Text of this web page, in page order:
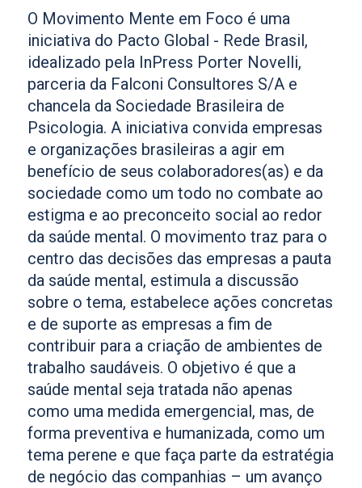
O Movimento Mente em Foco é uma
iniciativa do Pacto Global - Rede Brasil,
idealizado pela InPress Porter Novelli,
parceria da Falconi Consultores S/A e
chancela da Sociedade Brasileira de
Psicologia. A iniciativa convida empresas
e organizações brasileiras a agir em
benefício de seus colaboradores(as) e da
sociedade como um todo no combate ao
estigma e ao preconceito social ao redor
da saúde mental. O movimento traz para o
centro das decisões das empresas a pauta
da saúde mental, estimula a discussão
sobre o tema, estabelece ações concretas
e de suporte as empresas a fim de
contribuir para a criação de ambientes de
trabalho saudáveis. O objetivo é que a
saúde mental seja tratada não apenas
como uma medida emergencial, mas, de
forma preventiva e humanizada, como um
tema perene e que faça parte da estratégia
de negócio das companhias – um avanço